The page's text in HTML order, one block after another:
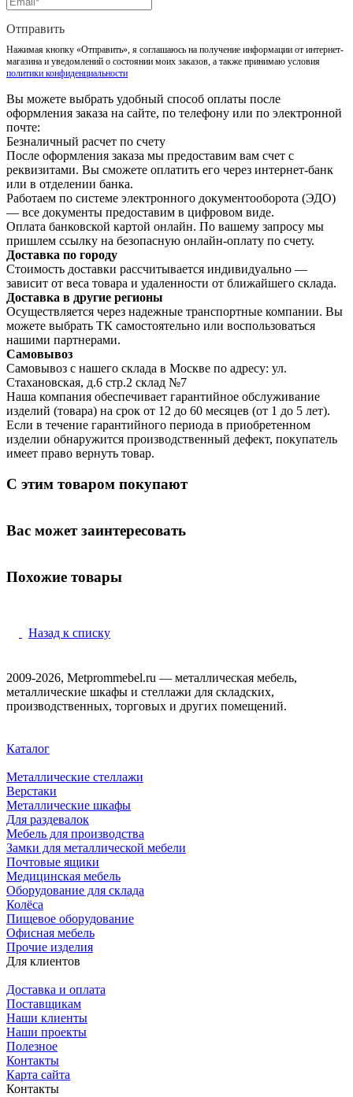
Отправить
Нажимая кнопку «Отправить», я соглашаюсь на получение информации от интернет-
магазина и уведомлений о состоянии моих заказов, а также принимаю условия
политики конфиденциальности
Вы можете выбрать удобный способ оплаты после
оформления заказа на сайте, по телефону или по электронной
почте:
Безналичный расчет по счету
После оформления заказа мы предоставим вам счет с
реквизитами. Вы сможете оплатить его через интернет-банк
или в отделении банка.
Работаем по системе электронного документооборота (ЭДО)
— все документы предоставим в цифровом виде.
Оплата банковской картой онлайн. По вашему запросу мы
пришлем ссылку на безопасную онлайн-оплату по счету.
Доставка по городу
Стоимость доставки рассчитывается индивидуально —
зависит от веса товара и удаленности от ближайшего склада.
Доставка в другие регионы
Осуществляется через надежные транспортные компании. Вы
можете выбрать ТК самостоятельно или воспользоваться
нашими партнерами.
Самовывоз
Самовывоз с нашего склада в Москве по адресу: ул.
Стахановская, д.6 стр.2 склад №7
Наша компания обеспечивает гарантийное обслуживание
изделий (товара) на срок от 12 до 60 месяцев (от 1 до 5 лет).
Если в течение гарантийного периода в приобретенном
изделии обнаружится производственный дефект, покупатель
имеет право вернуть товар.
С этим товаром покупают
Вас может заинтересовать
Похожие товары
Назад к списку
2009-2026, Metprommebel.ru — металлическая мебель,
металлические шкафы и стеллажи для складских,
производственных, торговых и других помещений.
Каталог
Металлические стеллажи
Верстаки
Металлические шкафы
Для раздевалок
Мебель для производства
Замки для металлической мебели
Почтовые ящики
Медицинская мебель
Оборудование для склада
Колёса
Пищевое оборудование
Офисная мебель
Прочие изделия
Для клиентов
Доставка и оплата
Поставщикам
Наши клиенты
Наши проекты
Полезное
Контакты
Карта сайта
Контакты